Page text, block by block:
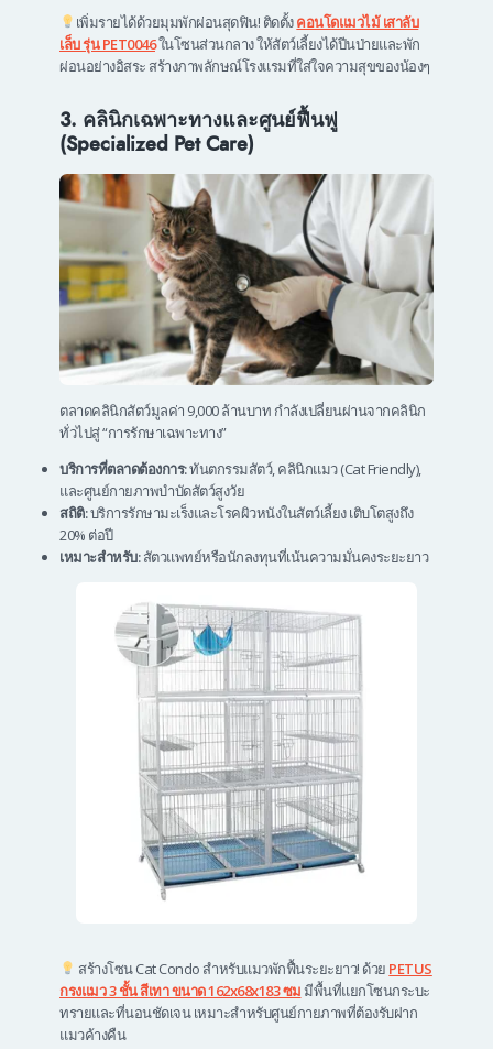
เพิ่มรายได้ด้วยมุมพักผ่อนสุดฟิน! ติดตั้งคอนโดแมวไม้ เสาลับ
เล็บ รุ่น PET0046ในโซนส่วนกลาง ให้สัตว์เลี้ยงได้ปีนป่ายและพัก
ผ่อนอย่างอิสระ สร้างภาพลักษณ์โรงแรมที่ใส่ใจความสุขของน้องๆ
3. คลินิกเฉพาะทางและศูนย์ฟื้นฟู
(Specialized Pet Care)
ตลาดคลินิกสัตว์มูลค่า 9,000 ล้านบาท กำลังเปลี่ยนผ่านจากคลินิก
ทั่วไปสู่ “การรักษาเฉพาะทาง”
บริการที่ตลาดต้องการ:ทันตกรรมสัตว์, คลินิกแมว (Cat Friendly),
และศูนย์กายภาพบำบัดสัตว์สูงวัย
สถิติ:บริการรักษามะเร็งและโรคผิวหนังในสัตว์เลี้ยง เติบโตสูงถึง
20% ต่อปี
เหมาะสำหรับ:สัตวแพทย์หรือนักลงทุนที่เน้นความมั่นคงระยะยาว
สร้างโซน Cat Condo สำหรับแมวพักฟื้นระยะยาว! ด้วย PETUS
กรงแมว 3 ชั้น สีเทา ขนาด 162x68x183 ซมมีพื้นที่แยกโซนกระบะ
ทรายและที่นอนชัดเจน เหมาะสำหรับศูนย์กายภาพที่ต้องรับฝาก
แมวค้างคืน